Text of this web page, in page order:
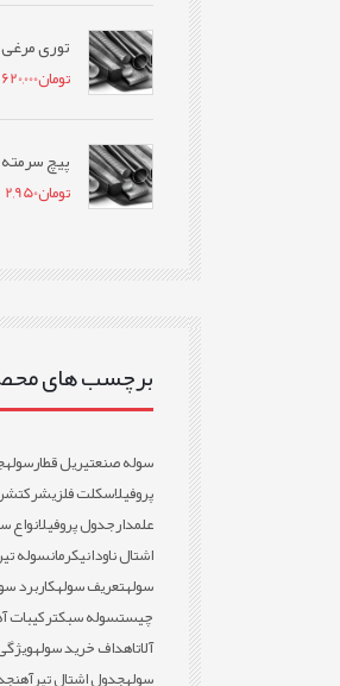
توری مرغی 9کیلویی
تومان620,000
پیچ سرمته 7/5سانت تایوان
تومان2,950
برچسب های
سوله صنعتیریل قطارسوله
پروفیلاسکلت فلزیشرکت
علمدارجدول پروفیلانواع
اشتال ناودانیکرمانسوله
سولهتعریف سولهکاربرد
چیستسوله سبکترکیبات
آلاتاهداف خرید سوله
سولهجدول اشتال تیرآهن